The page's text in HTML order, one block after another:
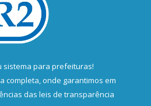
sistema para prefeituras!
completa, onde garantimos em
das leis de transparência